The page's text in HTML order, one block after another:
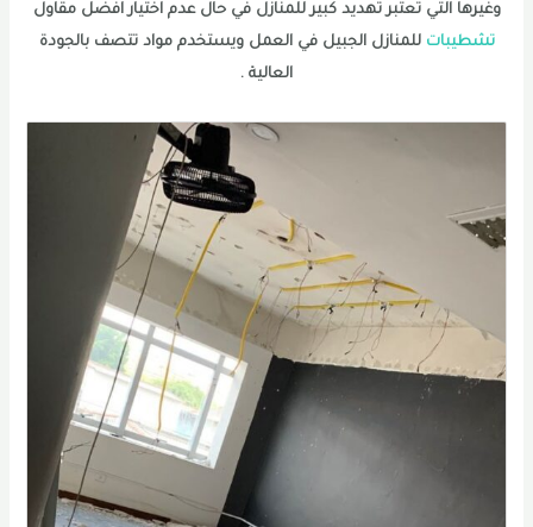
وغيرها التي تعتبر تهديد كبير للمنازل في حال عدم اختيار افضل مقاول
تشطيبات للمنازل الجبيل في العمل ويستخدم مواد تتصف بالجودة
العالية .